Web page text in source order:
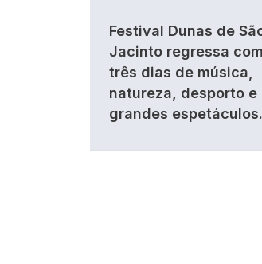
Festival Dunas de
Jacinto regressa com
três dias de música,
natureza, desporto e
grandes espetáculos.